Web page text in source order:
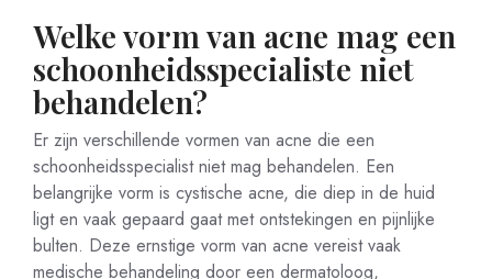
Welke vorm van acne mag een
schoonheidsspecialiste niet
behandelen?
Er zijn verschillende vormen van acne die een
schoonheidsspecialist niet mag behandelen. Een
belangrijke vorm is cystische acne, die diep in de huid
ligt en vaak gepaard gaat met ontstekingen en pijnlijke
bulten. Deze ernstige vorm van acne vereist vaak
medische behandeling door een dermatoloog,